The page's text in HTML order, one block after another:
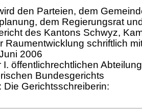
den Parteien, dem
dem Regierungsrat
des Kantons Schwyz,
Raumentwicklung schriftlich
2006
I. öffentlichrechtlichen
Bundesgerichts
Die Gerichtsschreiberin: